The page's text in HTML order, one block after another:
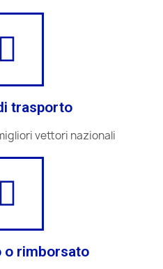
trasporto
vettori nazionali
o rimborsato